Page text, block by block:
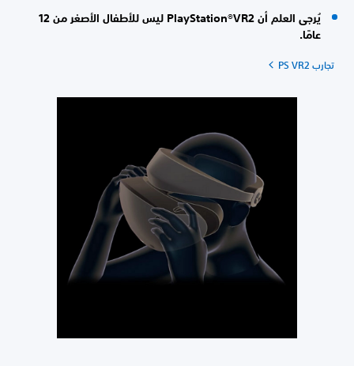
يُرجى العلم أن PlayStation®VR2 ليس للأطفال الأصغر من 12
عامًا.
تجارب PS VR2